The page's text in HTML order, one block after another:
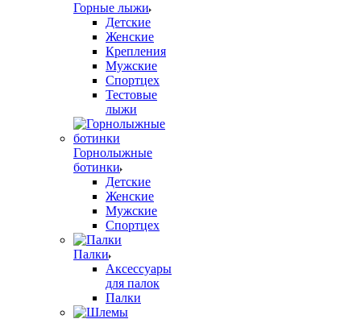
Горные лыжи
Детские
Женские
Крепления
Мужские
Спортцех
Тестовые
лыжи
Горнолыжные
ботинки
Детские
Женские
Мужские
Спортцех
Палки
Аксессуары
для палок
Палки